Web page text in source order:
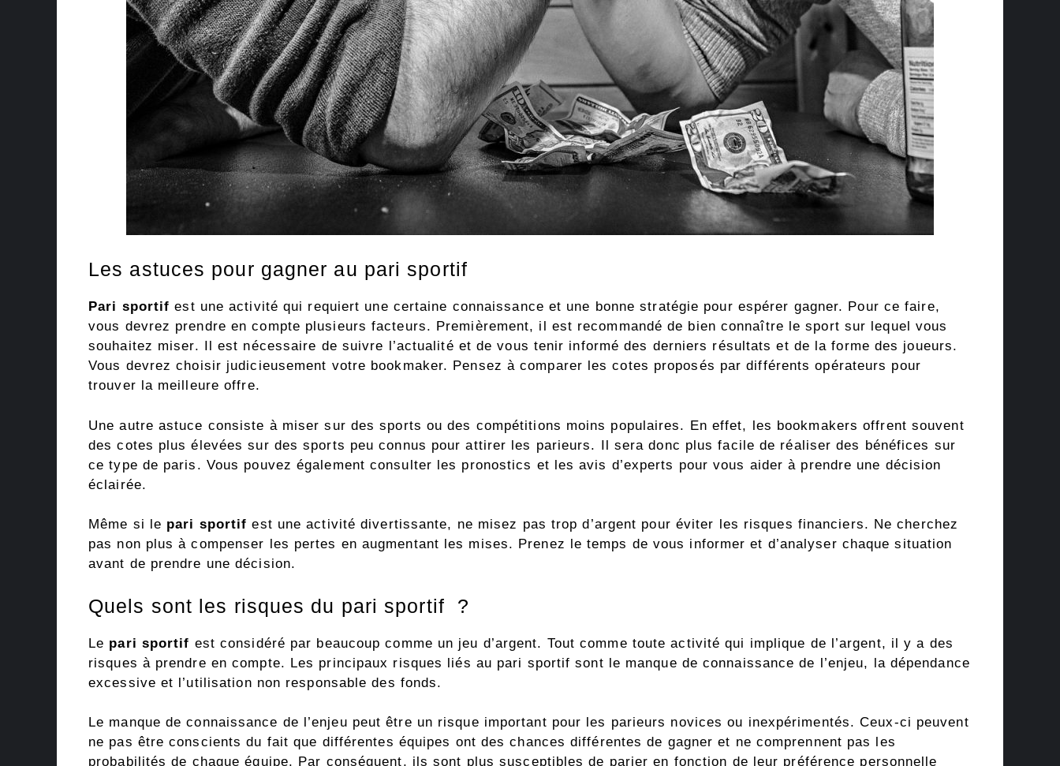
Les astuces pour gagner au pari sportif
Pari sportif est une activité qui requiert une certaine connaissance et une bonne stratégie pour espérer gagner. Pour ce faire,
vous devrez prendre en compte plusieurs facteurs. Premièrement, il est recommandé de bien connaître le sport sur lequel vous
souhaitez miser. Il est nécessaire de suivre l’actualité et de vous tenir informé des derniers résultats et de la forme des joueurs.
Vous devrez choisir judicieusement votre bookmaker. Pensez à comparer les cotes proposés par différents opérateurs pour
trouver la meilleure offre.
Une autre astuce consiste à miser sur des sports ou des compétitions moins populaires. En effet, les bookmakers offrent souvent
des cotes plus élevées sur des sports peu connus pour attirer les parieurs. Il sera donc plus facile de réaliser des bénéfices sur
ce type de paris. Vous pouvez également consulter les pronostics et les avis d’experts pour vous aider à prendre une décision
éclairée.
Même si le pari sportif est une activité divertissante, ne misez pas trop d’argent pour éviter les risques financiers. Ne cherchez
pas non plus à compenser les pertes en augmentant les mises. Prenez le temps de vous informer et d’analyser chaque situation
avant de prendre une décision.
Quels sont les risques du pari sportif ?
Le pari sportif est considéré par beaucoup comme un jeu d’argent. Tout comme toute activité qui implique de l’argent, il y a des
risques à prendre en compte. Les principaux risques liés au pari sportif sont le manque de connaissance de l’enjeu, la dépendance
excessive et l’utilisation non responsable des fonds.
Le manque de connaissance de l’enjeu peut être un risque important pour les parieurs novices ou inexpérimentés. Ceux-ci peuvent
ne pas être conscients du fait que différentes équipes ont des chances différentes de gagner et ne comprennent pas les
probabilités de chaque équipe. Par conséquent, ils sont plus susceptibles de parier en fonction de leur préférence personnelle